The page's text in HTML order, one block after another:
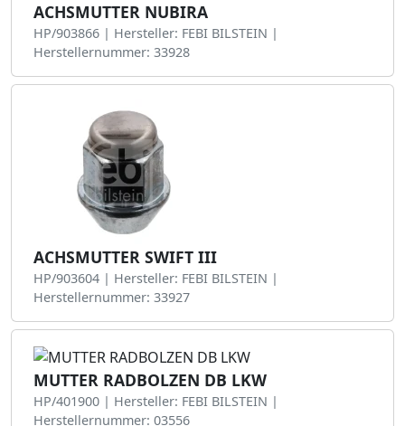
ACHSMUTTER NUBIRA
HP/903866 | Hersteller: FEBI BILSTEIN |
Herstellernummer: 33928
ACHSMUTTER SWIFT III
HP/903604 | Hersteller: FEBI BILSTEIN |
Herstellernummer: 33927
MUTTER RADBOLZEN DB LKW
HP/401900 | Hersteller: FEBI BILSTEIN |
Herstellernummer: 03556